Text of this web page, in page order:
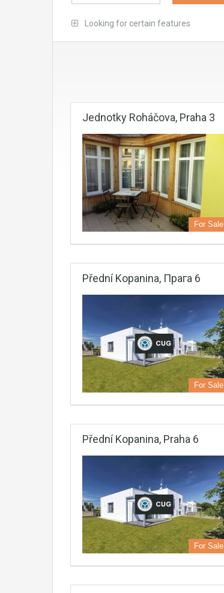
Looking for certain features
Jednotky Roháčova, Praha 3
For Sale
Přední Kopanina, Прага 6
For Sale
Přední Kopanina, Praha 6
For Sale